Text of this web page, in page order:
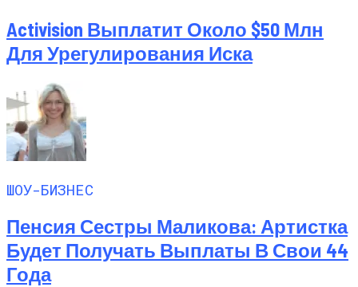
Activision Выплатит Около $50 Млн
Для Урегулирования Иска
ШОУ-БИЗНЕС
Пенсия Сестры Маликова: Артистка
Будет Получать Выплаты В Свои 44
Года